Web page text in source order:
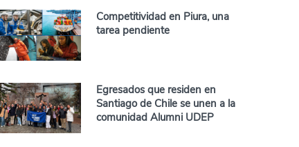
Competitividad en Piura, una
tarea pendiente
Egresados que residen en
Santiago de Chile se unen a la
comunidad Alumni UDEP